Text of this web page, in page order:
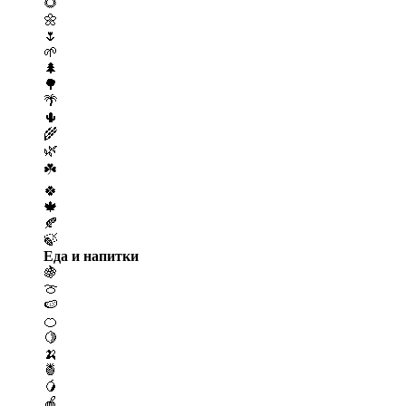
🌼
🌷
🌱
🌲
🌳
🌴
🌵
🌾
🌿
☘️
🍀
🍁
🍂
🍃
Еда и напитки
🍇
🍈
🍉
🍊
🍋
🍌
🍍
🥭
🍎